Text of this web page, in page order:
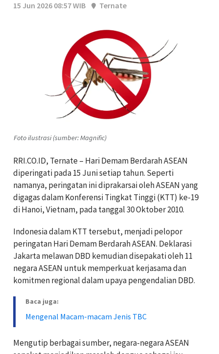
15 Jun 2026 08:57 WIB
Ternate
Foto ilustrasi (sumber: Magnific)
RRI.CO.ID, Ternate – Hari Demam Berdarah ASEAN
diperingati pada 15 Juni setiap tahun. Seperti
namanya, peringatan ini diprakarsai oleh ASEAN yang
digagas dalam Konferensi Tingkat Tinggi (KTT) ke-19
di Hanoi, Vietnam, pada tanggal 30 Oktober 2010.
Indonesia dalam KTT tersebut, menjadi pelopor
peringatan Hari Demam Berdarah ASEAN. Deklarasi
Jakarta melawan DBD kemudian disepakati oleh 11
negara ASEAN untuk memperkuat kerjasama dan
komitmen regional dalam upaya pengendalian DBD.
Baca juga:
Mengenal Macam-macam Jenis TBC
Mengutip berbagai sumber, negara-negara ASEAN